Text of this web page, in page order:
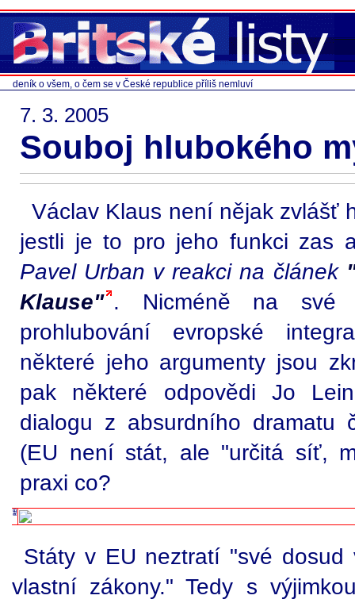
deník o všem, o čem se v České republice příliš nemluví
7. 3. 2005
Souboj hlubokého
Václav Klaus není nějak zvlášť
jestli je to pro jeho funkci zas
Pavel Urban v reakci na článek
Klause" . Nicméně na své
prohlubování evropské
některé jeho argumenty jsou
pak některé odpovědi Jo
dialogu z absurdního dramatu
(EU není stát, ale "určitá síť,
praxi co?
Státy v EU neztratí "své
vlastní zákony." Tedy s